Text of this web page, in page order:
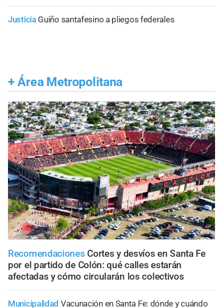
Justicia Guiño santafesino a pliegos federales
+ Área Metropolitana
Recomendaciones Cortes y desvíos en Santa Fe
por el partido de Colón: qué calles estarán
afectadas y cómo circularán los colectivos
Municipalidad Vacunación en Santa Fe: dónde y cuándo